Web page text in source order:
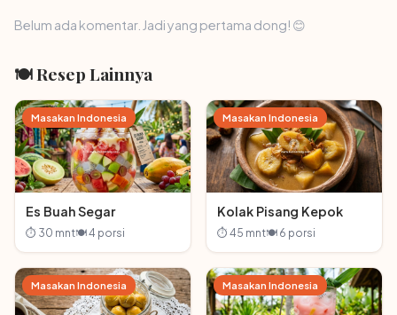
Belum ada komentar. Jadi yang pertama dong! 😊
🍽 Resep Lainnya
Masakan Indonesia
Es Buah Segar
⏱ 30 mnt🍽 4 porsi
Masakan Indonesia
Kolak Pisang Kepok
⏱ 45 mnt🍽 6 porsi
Masakan Indonesia Masakan Indonesia